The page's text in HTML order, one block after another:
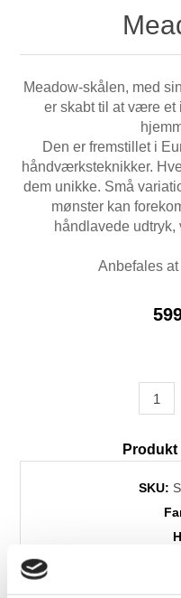
Meadow-skålen, med
er skabt til at være et
Den er fremstillet i
håndværksteknikker.
dem unikke. Små
mønster kan
håndlavede
Anbefales
SKU: